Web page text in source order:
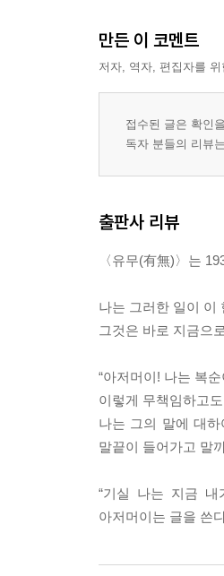
만든 이 코멘트
저자, 역자, 편집자를
접수된 글은 확인
독자 분들의 리뷰
출판사 리뷰
〈유무(有無)〉는
나는 그러한 일이 이
그것은 바로 지금으
“아저머이! 나는 복
이렇게 무책임하고
나는 그의 말에 대
말끝이 들어가고 말
“기실 나는 지금
아저머이는 글을 쓴